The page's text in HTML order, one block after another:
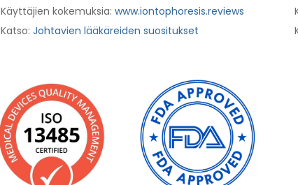
Käyttäjien kokemuksia: www.iontophoresis.reviews
Katso: Johtavien lääkäreiden suositukset